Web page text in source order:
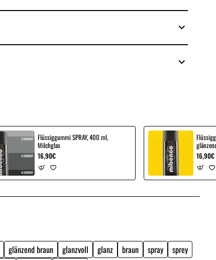
Flüssiggummi SPRAY, 400 ml,
Milchglas
16,90€
16,90€
glänzend braun glanzvoll glanz braun spray
sprey